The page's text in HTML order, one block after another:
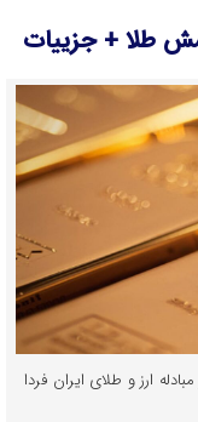
طلا + جزییات
ارز و طلای ایران فردا